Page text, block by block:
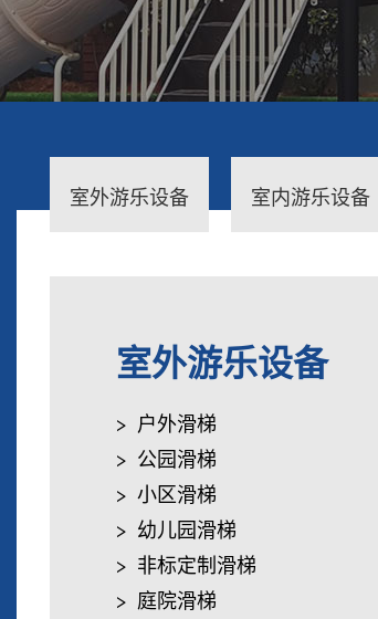
室外游乐设备 室内游乐设备
室外游乐设备
户外滑梯
公园滑梯
小区滑梯
幼儿园滑梯
非标定制滑梯
庭院滑梯